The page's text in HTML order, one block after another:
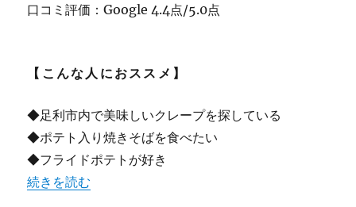
口コミ評価：Google 4.4点/5.0点
【こんな人におススメ】
◆足利市内で美味しいクレープを探している
◆ポテト入り焼きそばを食べたい
◆フライドポテトが好き
“【足利】クレープ&ポテト入り焼きそばのお店 ファ
続きを読む